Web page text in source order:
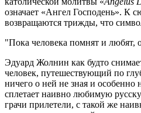
означает «Ангел Господень». К
возвращаются трижды, что
Пока человека помнят и любят,
Эдуард Жолнин как будто
человек, путешествующий по
ничего о ней не зная и особенно
сплетает наивно любимую
грачи прилетели, с такой же